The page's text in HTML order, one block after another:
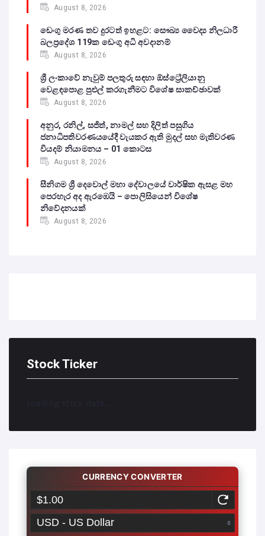
August 8, 2026
ඩෙංගු මරණ තව දුරටත් ඉහළට: සෞඛ්‍ය වෛද්‍ය නිලධාරී
බලප්‍රදේශ 119ක ඩෙංගු අධි අවදානම්
August 8, 2026
ශ්‍රී ලංකාවේ නැවුම් පලතුරු සඳහා ඕස්ට්‍රේලියානු
වෙළඳපොළ පුළුල් කරගැනීමට විශේෂ සාකච්ඡාවක්
August 8, 2026
අනුර, රනිල්, සජිත්, නාමල් සහ දිලිත් පසුගිය
ජනාධිපතිවරණයයේදී වැයකර ඇති මුදල් සහ මැතිවරණ
වියදම් නියාමනය – 01 කොටස
August 8, 2026
සීනිගම ශ්‍රී දෙවොල් මහා දේවාලයේ වාර්ෂික ඇසළ මහ
පෙරහැර අද ඇරඹෙයි – පොලිසියෙන් විශේෂ
නිවේදනයක්
August 8, 2026
Stock Ticker
Loading stock data...